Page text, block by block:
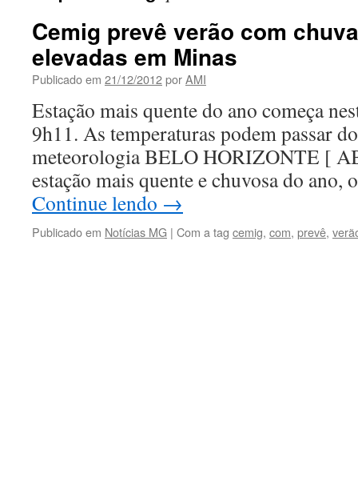
Cemig prevê verão com
elevadas em Minas
Publicado em 21/12/2012porAMI
Estação mais quente do ano começa
9h11. As temperaturas podem passar
meteorologia BELO HORIZONTE [
estação mais quente e chuvosa do
Continue lendo →
Publicado em Notícias MG | Com a tag cemig, com, prevê,